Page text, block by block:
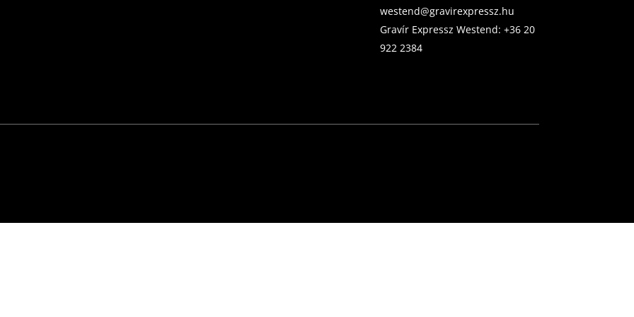
westend@gravirexpressz.hu
Gravír Expressz Westend:+36 20
922 2384